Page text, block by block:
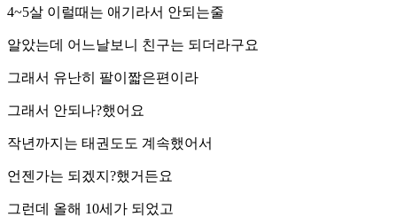
4~5살 이럴때는 애기라서 안되는줄
알았는데 어느날보니 친구는 되더라구요
그래서 유난히 팔이짧은편이라
그래서 안되나?했어요
작년까지는 태권도도 계속했어서
언젠가는 되겠지?했거든요
그런데 올해 10세가 되었고